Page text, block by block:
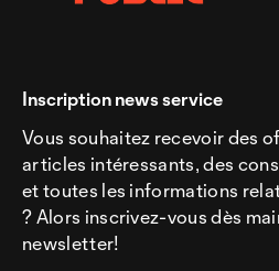
Inscription news service
Vous souhaitez recevoir des
articles intéressants, des
et toutes les informations
? Alors inscrivez-vous dès
newsletter!